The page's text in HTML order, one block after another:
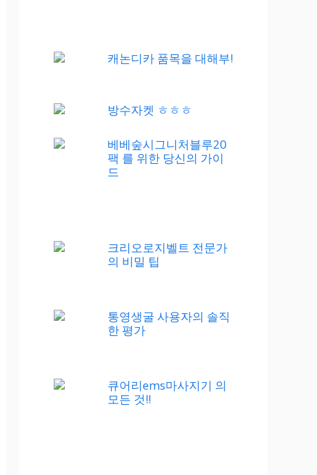
캐논디카 품목을 대해부!
방수자켓 ㅎㅎㅎ
베베숲시그니처블루20
팩 를 위한 당신의 가이
드
크리오로지벨트 전문가
의 비밀 팁
통영생굴 사용자의 솔직
한 평가
큐어리ems마사지기 의
모든 것!!